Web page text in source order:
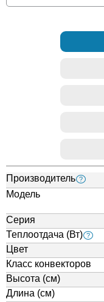
Производитель ?
Модель
Серия
Теплоотдача (Вт) ?
Цвет
Класс конвекторов
Высота (см)
Длина (см)